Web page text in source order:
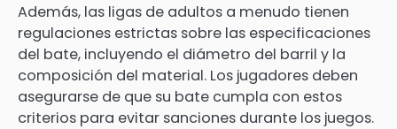
Además, las ligas de adultos a menudo tienen
regulaciones estrictas sobre las especificaciones
del bate, incluyendo el diámetro del barril y la
composición del material. Los jugadores deben
asegurarse de que su bate cumpla con estos
criterios para evitar sanciones durante los juegos.